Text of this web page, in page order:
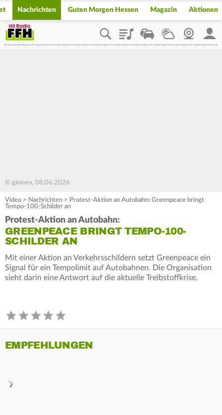
Nachrichten Guten Morgen Hessen Magazin Aktionen
PlaylistStaupilotWetterWebcam
© glomex, 08.06.2026
Video > Nachrichten > Protest-Aktion an Autobahn: Greenpeace bringt
Tempo-100-Schilder an
Protest-Aktion an Autobahn:
GREENPEACE BRINGT TEMPO-100-
SCHILDER AN
Mit einer Aktion an Verkehrsschildern setzt Greenpeace ein
Signal für ein Tempolimit auf Autobahnen. Die Organisation
sieht darin eine Antwort auf die aktuelle Treibstoffkrise.
EMPFEHLUNGEN